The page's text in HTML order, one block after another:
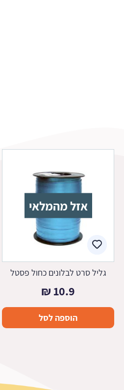
אזל מהמלאי
גליל סרט לבלונים כחול פסטל
10.9
₪
הוספה לסל